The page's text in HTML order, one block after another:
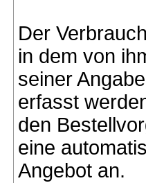
Der
in dem von
seiner
erfasst
den
eine
Angebot an.